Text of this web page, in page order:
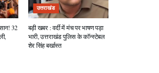
32
उत्तराखंड
बड़ी खबर : वर्दी में मंच पर भाषण पड़ा
भारी, उत्तराखंड पुलिस के कॉन्स्टेबल
शेर सिंह बर्खास्त